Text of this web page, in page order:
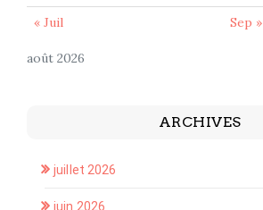
août 2026
« Juil
Sep »
ARCHIVES
juillet 2026
juin 2026